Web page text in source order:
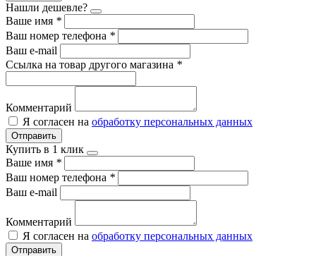
Нашли дешевле?
Ваше имя *
Ваш номер телефона *
Ваш e-mail
Ссылка на товар другого магазина *
Комментарий
Я согласен на обработку персональных данных
Отправить
Купить в 1 клик
Ваше имя *
Ваш номер телефона *
Ваш e-mail
Комментарий
Я согласен на обработку персональных данных
Отправить